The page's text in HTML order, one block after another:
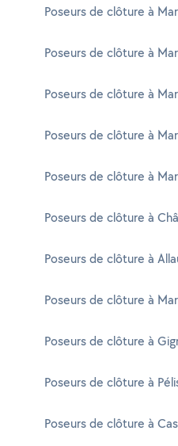
Poseurs de clôture à
Poseurs de clôture à
Poseurs de clôture à
Poseurs de clôture à
Poseurs de clôture à
Poseurs de clôture à
Poseurs de clôture à
Poseurs de clôture à
Poseurs de clôture à
Poseurs de clôture à
Poseurs de clôture à